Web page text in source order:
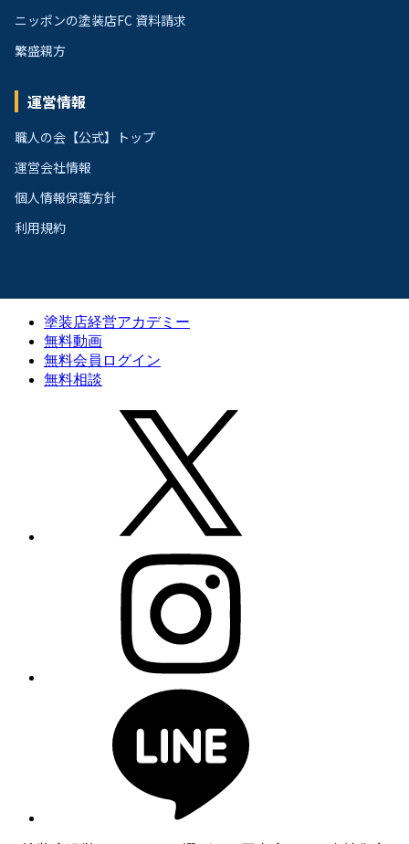
ニッポンの塗装店FC 資料請求
繁盛親方
運営情報
職人の会【公式】トップ
運営会社情報
個人情報保護方針
利用規約
塗装店経営アカデミー
無料動画
無料会員ログイン
無料相談